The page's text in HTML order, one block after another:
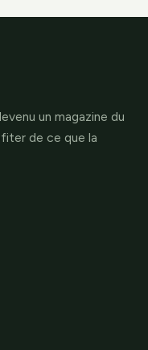
un magazine du
de ce que la